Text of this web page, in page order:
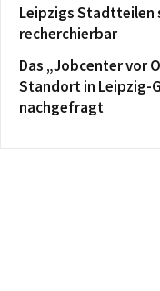
Leipzigs Stadtteilen
recherchierbar
Das „Jobcenter vor
Standort in Leipzig-
nachgefragt